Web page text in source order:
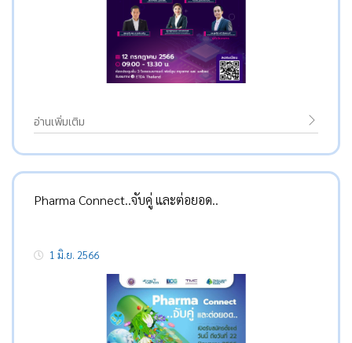
อ่านเพิ่มเติม
Pharma Connect..จับคู่ และต่อยอด..
1 มิ.ย. 2566